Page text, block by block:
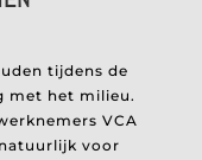
tijdens de
met het milieu.
VCA
voor